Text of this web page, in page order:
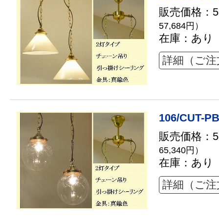
販売価格：
57,684円）
在庫：あり
詳細（ご
106/CUT-
販売価格：
65,340円）
在庫：あり
詳細（ご